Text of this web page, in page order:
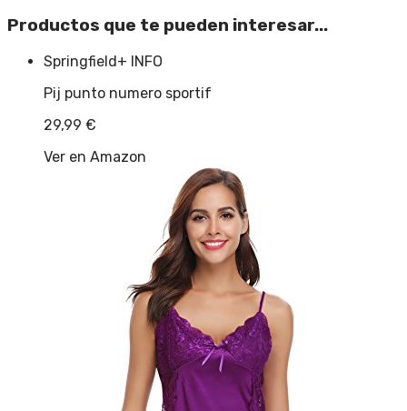
Productos que te pueden interesar...
Springfield+ INFO
Pij punto numero sportif
29,99 €
Ver en Amazon